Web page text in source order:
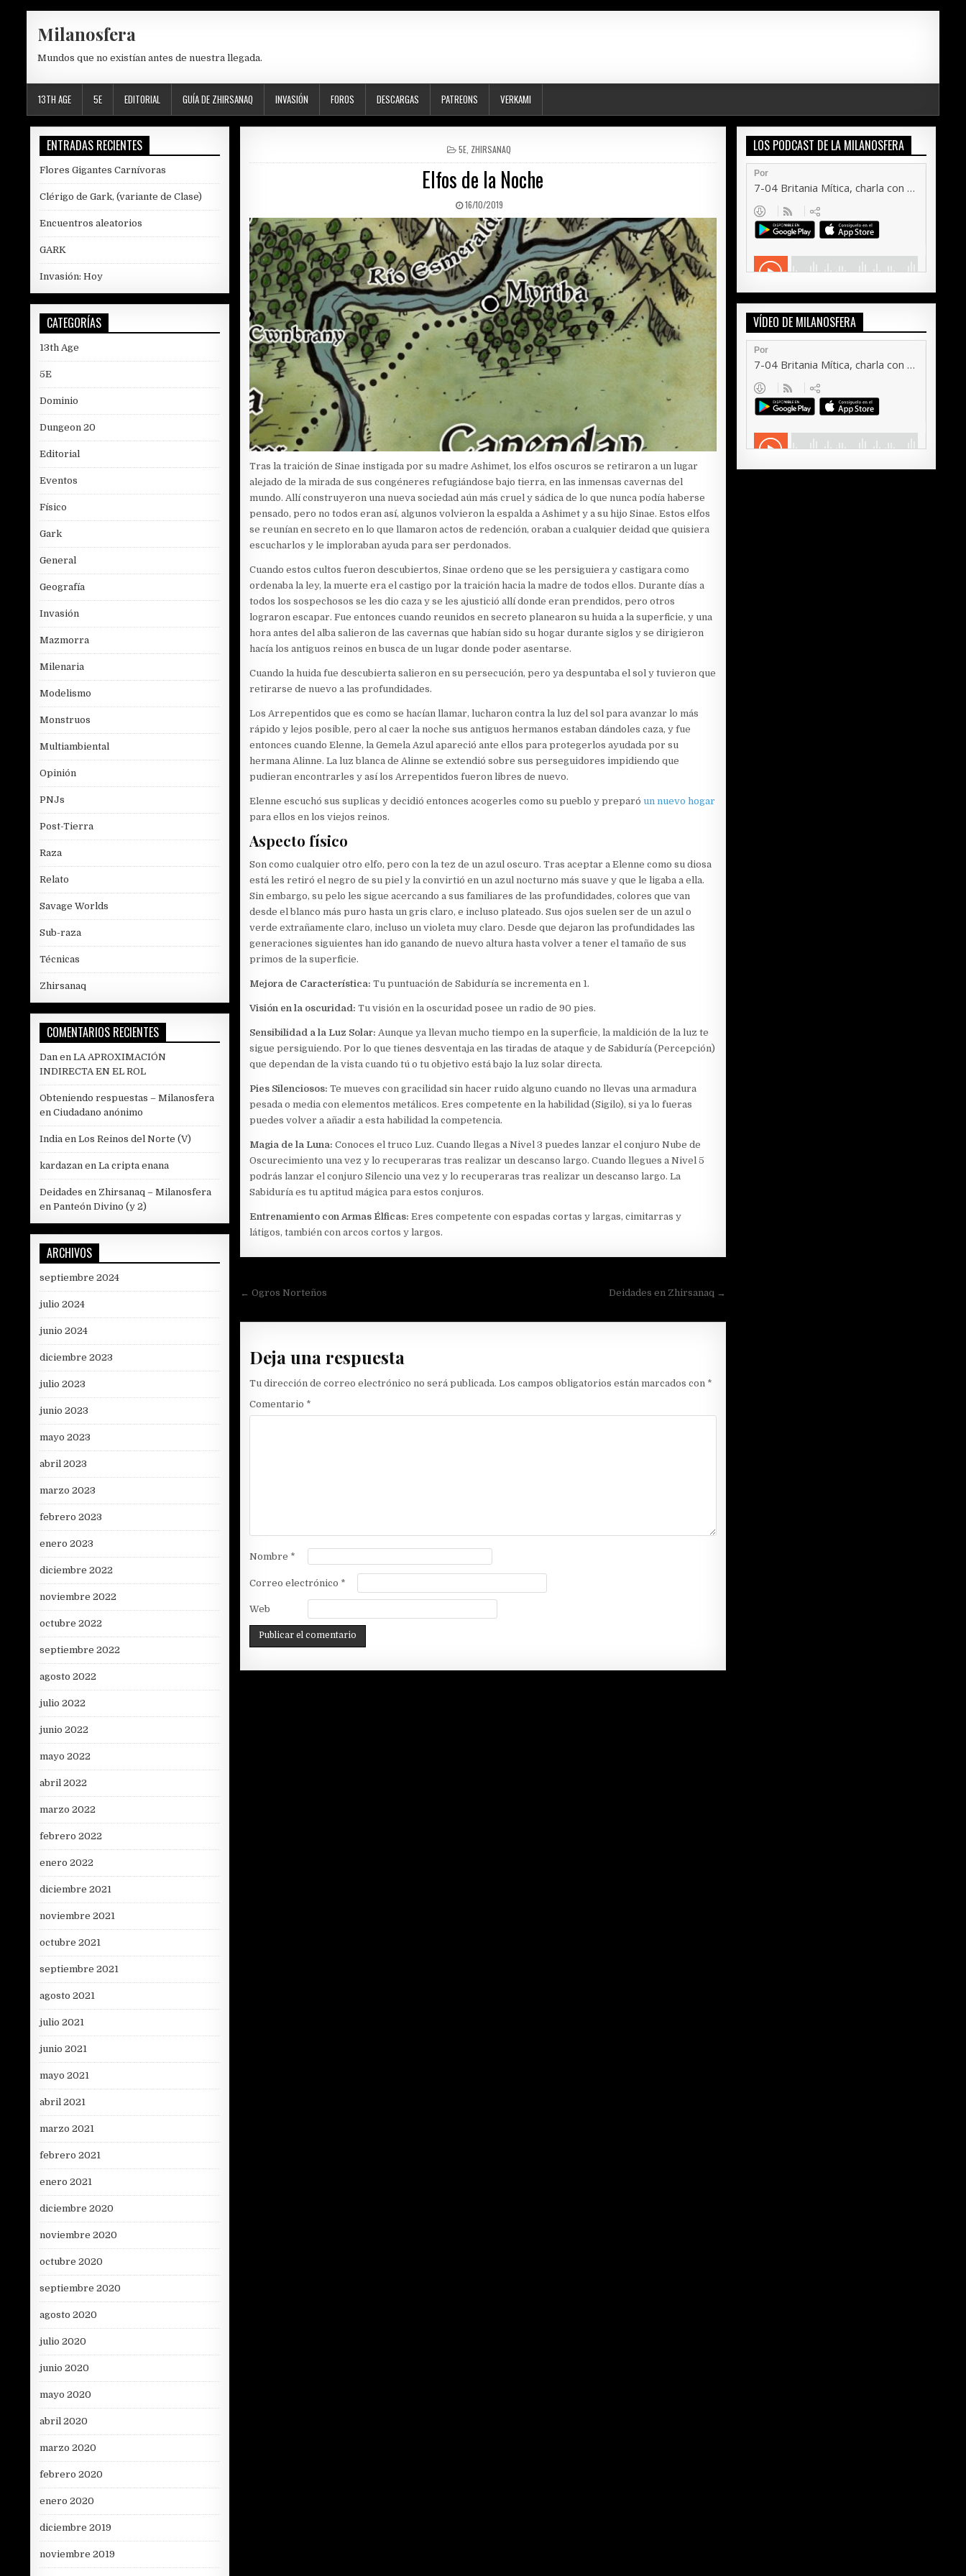
Milanosfera
Mundos que no existían antes de nuestra llegada.
13TH AGE 5E EDITORIAL GUÍA DE ZHIRSANAQ INVASIÓN FOROS DESCARGAS PATREONS VERKAMI
POSTED
IN
5E ZHIRSANAQ
Elfos de la Noche
PUBLISHED
DATE:
16/10/2019
Tras la traición de Sinae instigada por su madre Ashimet, los elfos oscuros se retiraron a un lugar
alejado de la mirada de sus congéneres refugiándose bajo tierra, en las inmensas cavernas del
mundo. Allí construyeron una nueva sociedad aún más cruel y sádica de lo que nunca podía haberse
pensado, pero no todos eran así, algunos volvieron la espalda a Ashimet y a su hijo Sinae. Estos elfos
se reunían en secreto en lo que llamaron actos de redención, oraban a cualquier deidad que quisiera
escucharlos y le imploraban ayuda para ser perdonados.
Cuando estos cultos fueron descubiertos, Sinae ordeno que se les persiguiera y castigara como
ordenaba la ley, la muerte era el castigo por la traición hacia la madre de todos ellos. Durante días a
todos los sospechosos se les dio caza y se les ajustició allí donde eran prendidos, pero otros
lograron escapar. Fue entonces cuando reunidos en secreto planearon su huida a la superficie, y una
hora antes del alba salieron de las cavernas que habían sido su hogar durante siglos y se dirigieron
hacía los antiguos reinos en busca de un lugar donde poder asentarse.
Cuando la huida fue descubierta salieron en su persecución, pero ya despuntaba el sol y tuvieron que
retirarse de nuevo a las profundidades.
Los Arrepentidos que es como se hacían llamar, lucharon contra la luz del sol para avanzar lo más
rápido y lejos posible, pero al caer la noche sus antiguos hermanos estaban dándoles caza, y fue
entonces cuando Elenne, la Gemela Azul apareció ante ellos para protegerlos ayudada por su
hermana Alinne. La luz blanca de Alinne se extendió sobre sus perseguidores impidiendo que
pudieran encontrarles y así los Arrepentidos fueron libres de nuevo.
Elenne escuchó sus suplicas y decidió entonces acogerles como su pueblo y preparó un nuevo hogar
para ellos en los viejos reinos.
Aspecto físico
Son como cualquier otro elfo, pero con la tez de un azul oscuro. Tras aceptar a Elenne como su diosa
está les retiró el negro de su piel y la convirtió en un azul nocturno más suave y que le ligaba a ella.
Sin embargo, su pelo les sigue acercando a sus familiares de las profundidades, colores que van
desde el blanco más puro hasta un gris claro, e incluso plateado. Sus ojos suelen ser de un azul o
verde extrañamente claro, incluso un violeta muy claro. Desde que dejaron las profundidades las
generaciones siguientes han ido ganando de nuevo altura hasta volver a tener el tamaño de sus
primos de la superficie.
Mejora de Característica: Tu puntuación de Sabiduría se incrementa en 1.
Visión en la oscuridad: Tu visión en la oscuridad posee un radio de 90 pies.
Sensibilidad a la Luz Solar: Aunque ya llevan mucho tiempo en la superficie, la maldición de la luz te
sigue persiguiendo. Por lo que tienes desventaja en las tiradas de ataque y de Sabiduría (Percepción)
que dependan de la vista cuando tú o tu objetivo está bajo la luz solar directa.
Pies Silenciosos: Te mueves con gracilidad sin hacer ruido alguno cuando no llevas una armadura
pesada o media con elementos metálicos. Eres competente en la habilidad (Sigilo), si ya lo fueras
puedes volver a añadir a esta habilidad la competencia.
Magia de la Luna: Conoces el truco Luz. Cuando llegas a Nivel 3 puedes lanzar el conjuro Nube de
Oscurecimiento una vez y lo recuperaras tras realizar un descanso largo. Cuando llegues a Nivel 5
podrás lanzar el conjuro Silencio una vez y lo recuperaras tras realizar un descanso largo. La
Sabiduría es tu aptitud mágica para estos conjuros.
Entrenamiento con Armas Élficas: Eres competente con espadas cortas y largas, cimitarras y
látigos, también con arcos cortos y largos.
Navegación
de
← Ogros Norteños Deidades en Zhirsanaq →
Deja una respuesta
Tu dirección de correo electrónico no será publicada. Los campos obligatorios están marcados con *
Comentario *
Nombre *
Correo electrónico *
Web
ENTRADAS RECIENTES
Flores Gigantes Carnívoras
Clérigo de Gark, (variante de Clase)
Encuentros aleatorios
GARK
Invasión: Hoy
CATEGORÍAS
13th Age
5E
Dominio
Dungeon 20
Editorial
Eventos
Físico
Gark
General
Geografía
Invasión
Mazmorra
Milenaria
Modelismo
Monstruos
Multiambiental
Opinión
PNJs
Post-Tierra
Raza
Relato
Savage Worlds
Sub-raza
Técnicas
Zhirsanaq
COMENTARIOS RECIENTES
Dan en LA APROXIMACIÓN
INDIRECTA EN EL ROL
Obteniendo respuestas – Milanosfera
en Ciudadano anónimo
India en Los Reinos del Norte (V)
kardazan en La cripta enana
Deidades en Zhirsanaq – Milanosfera
en Panteón Divino (y 2)
ARCHIVOS
septiembre 2024
julio 2024
junio 2024
diciembre 2023
julio 2023
junio 2023
mayo 2023
abril 2023
marzo 2023
febrero 2023
enero 2023
diciembre 2022
noviembre 2022
octubre 2022
septiembre 2022
agosto 2022
julio 2022
junio 2022
mayo 2022
abril 2022
marzo 2022
febrero 2022
enero 2022
diciembre 2021
noviembre 2021
octubre 2021
septiembre 2021
agosto 2021
julio 2021
junio 2021
mayo 2021
abril 2021
marzo 2021
febrero 2021
enero 2021
diciembre 2020
noviembre 2020
octubre 2020
septiembre 2020
agosto 2020
julio 2020
junio 2020
mayo 2020
abril 2020
marzo 2020
febrero 2020
enero 2020
diciembre 2019
noviembre 2019
LOS PODCAST DE LA MILANOSFERA
VÍDEO DE MILANOSFERA